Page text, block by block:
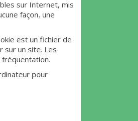
sur Internet, mis
façon, une
est un fichier de
sur un site. Les
pour